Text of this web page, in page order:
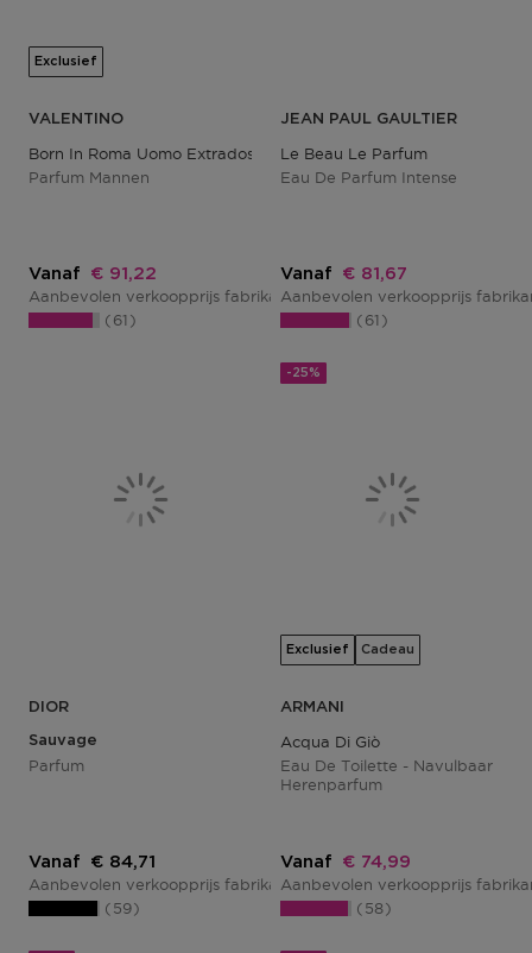
Exclusief
VALENTINO
Born In Roma Uomo Extradose
Parfum Mannen
Vanaf Kortingsprijs
€ 91,22
Aanbevolen verkoopprijs fabrikant€ 114,02
61
JEAN PAUL GAULTIER
Le Beau Le Parfum
Eau De Parfum Intense
Vanaf Kortingsprijs
€ 81,67
Aanbevolen verkoopprijs
61
DIOR
Sauvage
Parfum
Vanaf Kortingsprijs
€ 84,71
Aanbevolen verkoopprijs fabrikant€ 112,95
59
-25%
Exclusief Cadeau
ARMANI
Acqua Di Giò
Eau De Toilette - Navulbaar
Herenparfum
Vanaf Kortingsprijs
€ 74,99
Aanbevolen verkoopprijs
58